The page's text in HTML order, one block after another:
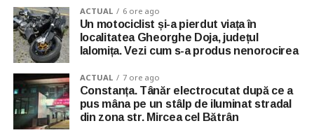
ACTUAL 6 ore ago
Un motociclist și-a pierdut viața în
localitatea Gheorghe Doja, județul
Ialomița. Vezi cum s-a produs nenorocirea
ACTUAL 7 ore ago
Constanța. Tânăr electrocutat după ce a
pus mâna pe un stâlp de iluminat stradal
din zona str. Mircea cel Bătrân